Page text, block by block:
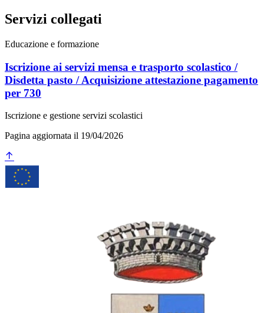
Servizi collegati
Educazione e formazione
Iscrizione ai servizi mensa e trasporto scolastico /
Disdetta pasto / Acquisizione attestazione pagamento
per 730
Iscrizione e gestione servizi scolastici
Pagina aggiornata il 19/04/2026